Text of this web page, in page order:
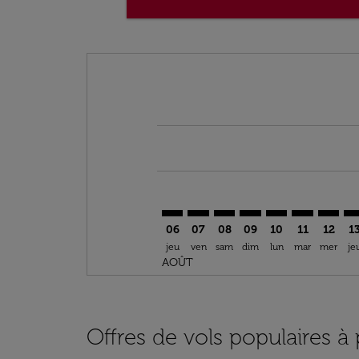
06
jeu
AOÛT
07
ven
08
sam
09
dim
10
lun
11
mar
12
mer
Offres de vols populaires à